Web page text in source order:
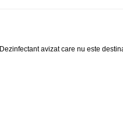
avizat care nu este